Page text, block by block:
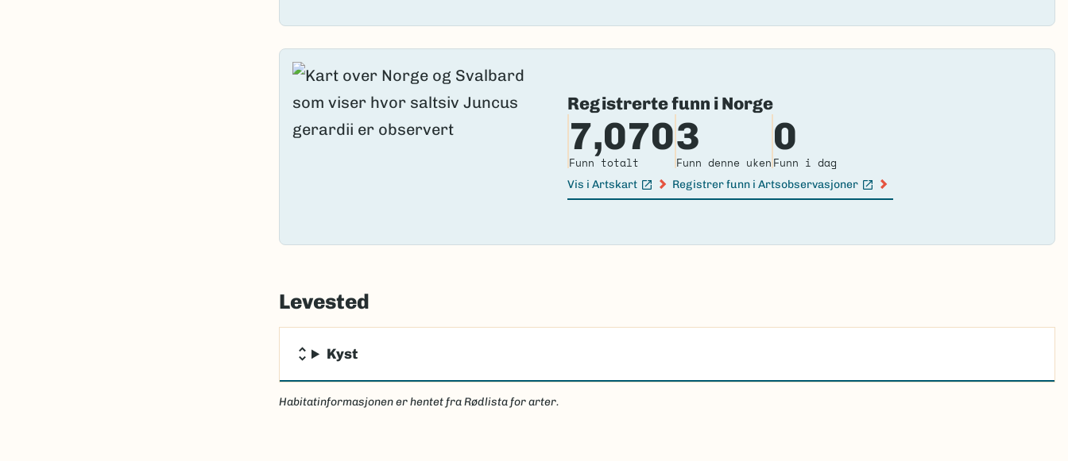
Registrerte funn i Norge
7,070
Funn totalt
3
Funn denne uken
0
Funn i dag
Vis i Artskart
(Ekstern lenke)
Registrer funn i Artsobservasjoner
(Ekstern lenke)
Levested
Kyst
Habitatinformasjonen er hentet fra Rødlista for arter.